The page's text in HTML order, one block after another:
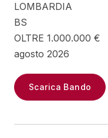
LOMBARDIA
BS
OLTRE 1.000.000 €
agosto 2026
Scarica Bando